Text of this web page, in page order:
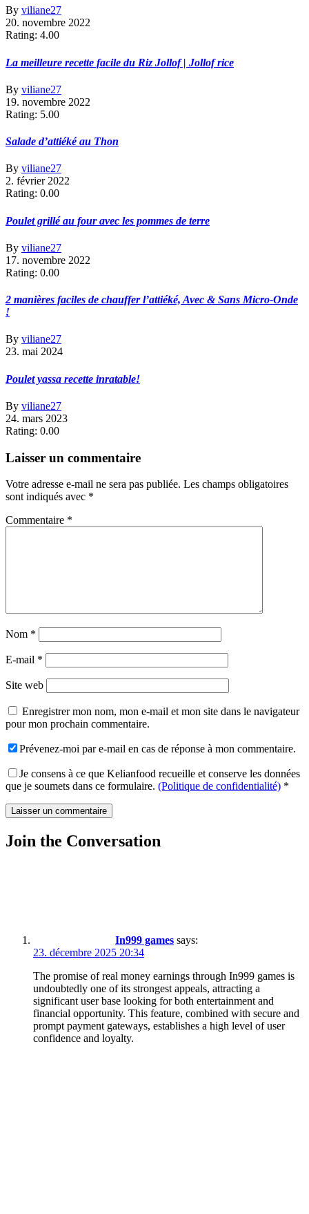
By viliane27
20. novembre 2022
Rating: 4.00
La meilleure recette facile du Riz Jollof | Jollof rice
By viliane27
19. novembre 2022
Rating: 5.00
Salade d’attiéké au Thon
By viliane27
2. février 2022
Rating: 0.00
Poulet grillé au four avec les pommes de terre
By viliane27
17. novembre 2022
Rating: 0.00
2 manières faciles de chauffer l’attiéké, Avec & Sans Micro-Onde
!
By viliane27
23. mai 2024
Poulet yassa recette inratable!
By viliane27
24. mars 2023
Rating: 0.00
Laisser un commentaire
Votre adresse e-mail ne sera pas publiée. Les champs obligatoires
sont indiqués avec *
Commentaire *
Nom *
E-mail *
Site web
Enregistrer mon nom, mon e-mail et mon site dans le navigateur
pour mon prochain commentaire.
Prévenez-moi par e-mail en cas de réponse à mon commentaire.
Je consens à ce que Kelianfood recueille et conserve les données
que je soumets dans ce formulaire. (Politique de confidentialité) *
Join the Conversation
In999 games says:
23. décembre 2025 20:34
The promise of real money earnings through In999 games is
undoubtedly one of its strongest appeals, attracting a
significant user base looking for both entertainment and
financial opportunity. This feature, combined with secure and
prompt payment gateways, establishes a high level of user
confidence and loyalty.